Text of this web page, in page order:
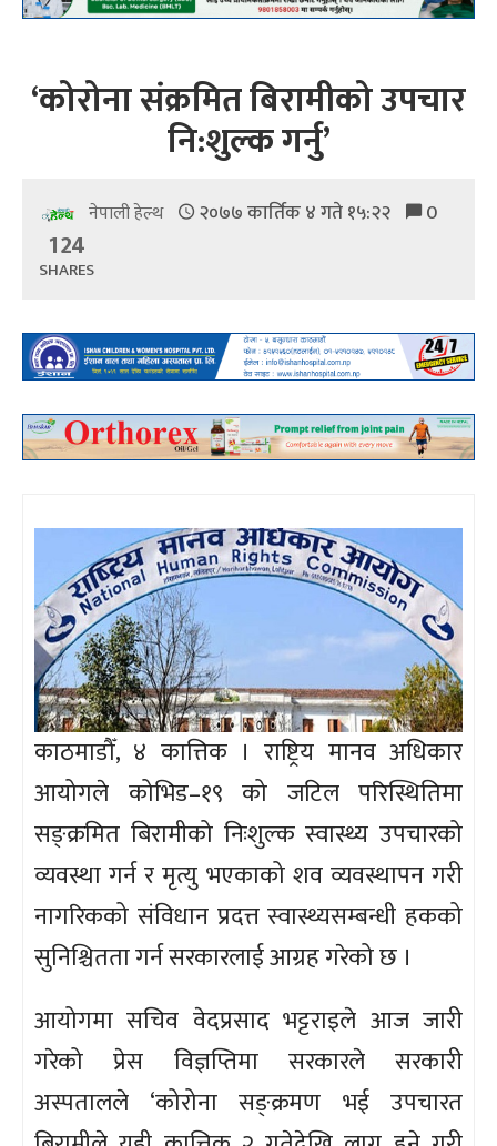
‘कोरोना संक्रमित बिरामीको उपचार
नि:शुल्क गर्नु’
नेपाली हेल्थ २०७७ कार्तिक ४ गते १५:२२ 0
124
SHARES
काठमाडौँ, ४ कात्तिक । राष्ट्रिय मानव अधिकार
आयोगले कोभिड–१९ को जटिल परिस्थितिमा
सङ्क्रमित बिरामीको निःशुल्क स्वास्थ्य उपचारको
व्यवस्था गर्न र मृत्यु भएकाको शव व्यवस्थापन गरी
नागरिकको संविधान प्रदत्त स्वास्थ्यसम्बन्धी हकको
सुनिश्चितता गर्न सरकारलाई आग्रह गरेको छ ।
आयोगमा सचिव वेदप्रसाद भट्टराइले आज जारी
गरेको प्रेस विज्ञप्तिमा सरकारले सरकारी
अस्पतालले ‘कोरोना सङ्क्रमण भई उपचारत